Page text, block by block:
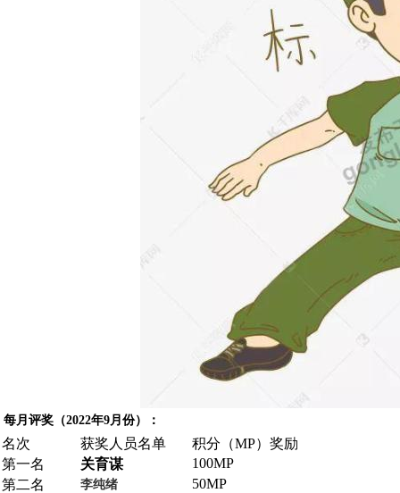
每月评奖（2022年9月份）：
名次 获奖人员名单
积分（MP）奖励
第一名
关育谋
100MP
第二名
李纯绪
50MP